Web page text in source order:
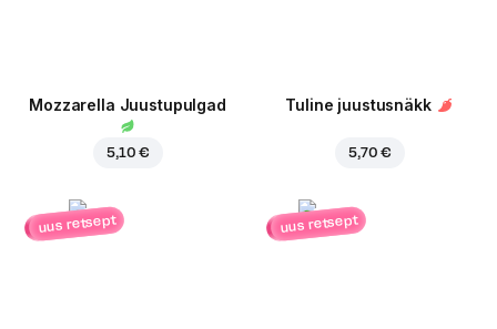
Mozzarella Juustupulgad
5,10 €
Tuline juustusnäkk
5,70 €
uus retsept uus retsept